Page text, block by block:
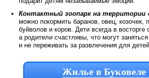
Контактный зоопарк на территории
можно покормить баранов, овец, козочек,
буйволов и коров. Дети всегда в восторге
а родители счастливы, что могут
и не переживать за развлечения для
Жилье в Буковеле